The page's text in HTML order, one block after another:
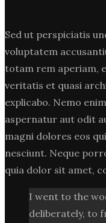
Sed ut perspiciatis
voluptatem
totam rem aperiam,
veritatis et quasi
explicabo. Nemo
aspernatur aut odit
magni dolores eos
nesciunt. Neque
quia dolor sit amet,
I went to the
deliberately, to